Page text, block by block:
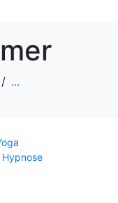
...
Hypnose